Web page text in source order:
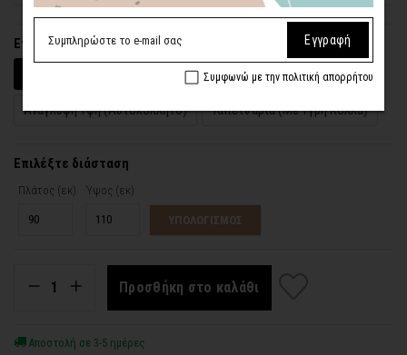
Επιλέξτε υλικό
Ύφασμα (Με Υγρή Κόλλα)
Ανάγλυφη Υφή (Αυτοκόλλητο) Ταπετσαρία (Με Υγρή Κόλλα)
Επιλέξτε διάσταση
Πλάτος (εκ) Ύψος (εκ)
ΥΠΟΛΟΓΙΣΜΟΣ
Προσθήκη στο καλάθι
Αποστολή σε 3-5 ημέρες
Εγγραφή
Συμφωνώ με την πολιτική απορρήτου